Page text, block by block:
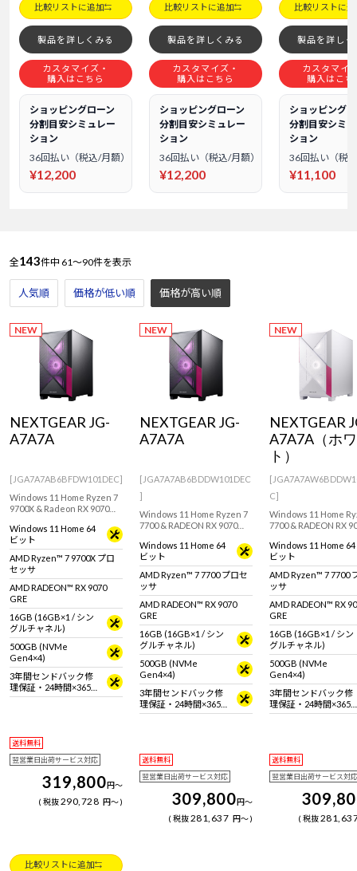
比較リストに追加
製品を詳しくみる
カスタマイズ・
購入はこちら
ショッピングローン
分割目安シミュレー
ション
36回払い（税込/月額）
¥12,200
比較リストに追加
製品を詳しくみる
カスタマイズ・
購入はこちら
ショッピングローン
分割目安シミュレー
ション
36回払い（税込/月額）
¥12,200
比較リストに追
製品を詳しく
カスタマイ
購入はこち
ショッピング
分割目安シミ
ション
36回払い（税
¥11,100
全143件中 61～90件を表示
人気順 価格が低い順 価格が高い順
NEW
NEXTGEAR JG-
A7A7A
[JGA7A7AB6BFDW101DEC]
Windows 11 Home Ryzen 7
9700X & Radeon RX 9070
型ゲーミングデスクトップ
PC！『Minecraft: Java &
Bedrock Edition for PC』付
属。※モニター・マウス・
キーボードは別売です。
Windows 11 Home 64
ビット
AMD Ryzen™ 7 9700X プロ
セッサ
AMD RADEON™ RX 9070
GRE
16GB (16GB×1 / シン
グルチャネル)
500GB (NVMe
Gen4×4)
3年間センドバック修
理保証・24時間×365
日電話サポート
送料無料
翌営業日出荷サービス対応
319,800円～
税抜290,728 円～
比較リストに追加
NEW
NEXTGEAR JG-
A7A7A
[JGA7A7AB6BDDW101DEC
]
Windows 11 Home Ryzen 7
7700 & RADEON RX 9070
ー型ゲーミングデスクトッ
プPC！『Minecraft: Java &
Bedrock Edition for PC』付
属。※モニタ・マウス・キ
ーボードは別売りです。
Windows 11 Home 64
ビット
AMD Ryzen™ 7 7700 プロセ
ッサ
AMD RADEON™ RX 9070
GRE
16GB (16GB×1 / シン
グルチャネル)
500GB (NVMe
Gen4×4)
3年間センドバック修
理保証・24時間×365
日電話サポート
送料無料
翌営業日出荷サービス対応
309,800円～
税抜281,637 円～
NEW
NEXTGEAR
A7A7A（ホ
ト）
C]
Windows 11 Home
7700 & RADEON RX
イトカラーのゲーミ
スクトップPC！
『Minecraft: Java &
Bedrock Edition for
属。
Windows 11 Home 64
ビット
AMD Ryzen™ 7 7700
ッサ
AMD RADEON™ RX
GRE
16GB (16GB×1 / シン
グルチャネル)
500GB (NVMe
Gen4×4)
3年間センドバック修
理保証・24時間×365
日電話サポート
送料無料
翌営業日出荷サービス対応
税抜